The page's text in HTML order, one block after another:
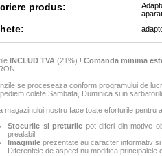
produs:
INCLUD TVA (21%) ! Comanda minima
se proceseaza conform programului de
colete Sambata, Duminica si in
magazinului nostru face toate eforturile pentru
Stocurile si preturile pot diferi din motive
prealabil.
Imaginile prezentate au caracter informativ
Diferentele de aspect nu modifica